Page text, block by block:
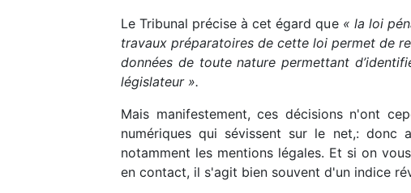
Le Tribunal précise à cet égard que « la loi
travaux préparatoires de cette loi permet de
données de toute nature permettant
législateur ».
Mais manifestement, ces décisions n'ont
numériques qui sévissent sur le net,: donc
notamment les mentions légales. Et si on
en contact, il s'agit bien souvent d'un indice